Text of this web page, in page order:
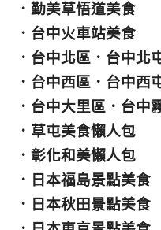
． 勤美草悟道美食
． 台中火車站美食
． 台中北區 ． 台中北
． 台中西區 ． 台中西
． 台中大里區 ． 台中
． 草屯美食懶人包
． 彰化和美懶人包
． 日本福島景點美食
． 日本秋田景點美食